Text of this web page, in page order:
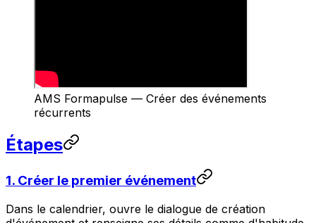
AMS Formapulse — Créer des événements
récurrents
Étapes
1. Créer le premier événement
Dans le calendrier, ouvre le dialogue de création